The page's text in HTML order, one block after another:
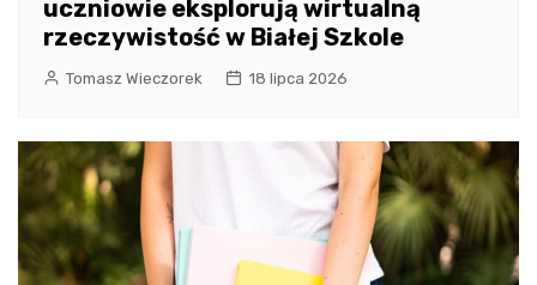
uczniowie eksplorują wirtualną
rzeczywistość w Białej Szkole
Tomasz Wieczorek 18 lipca 2026